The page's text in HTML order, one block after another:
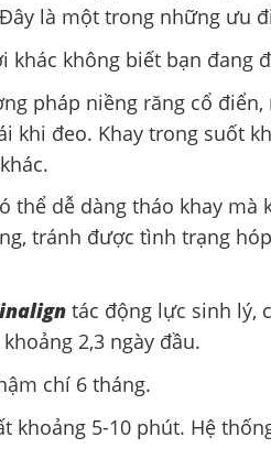
là một trong những ưu
khác không biết bạn đang
pháp niềng răng cổ
khi đeo. Khay trong suốt
thể dễ dàng tháo khay mà
tránh được tình trạng
tác động lực sinh lý,
2,3 ngày đầu.
chí 6 tháng.
khoảng 5-10 phút. Hệ